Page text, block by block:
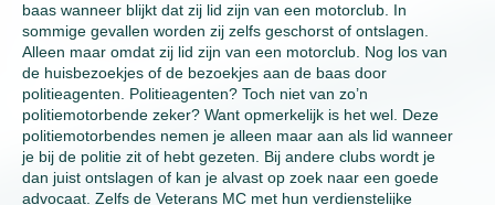
baas wanneer blijkt dat zij lid zijn van een motorclub. In
sommige gevallen worden zij zelfs geschorst of ontslagen.
Alleen maar omdat zij lid zijn van een motorclub. Nog los van
de huisbezoekjes of de bezoekjes aan de baas door
politieagenten. Politieagenten? Toch niet van zo’n
politiemotorbende zeker? Want opmerkelijk is het wel. Deze
politiemotorbendes nemen je alleen maar aan als lid wanneer
je bij de politie zit of hebt gezeten. Bij andere clubs wordt je
dan juist ontslagen of kan je alvast op zoek naar een goede
advocaat. Zelfs de Veterans MC met hun verdienstelijke